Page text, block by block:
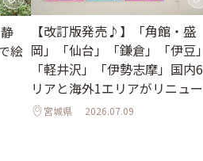
絵
【改訂版発売♪】「角館・盛
岡」「仙台」「鎌倉」「伊豆」
「軽井沢」「伊勢志摩」国内
リアと海外1エリアがリニュ
ル宮城県 2026.07.09